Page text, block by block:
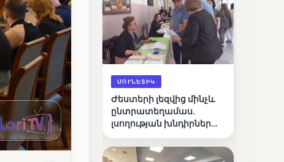
քաղաքական նպատակ
ՄՈՒՆԵՏԻԿ
Ժեստերի լեզվից մինչև
ընտրատեղամաս.
լսողության խնդիրներ
ճանապարհը